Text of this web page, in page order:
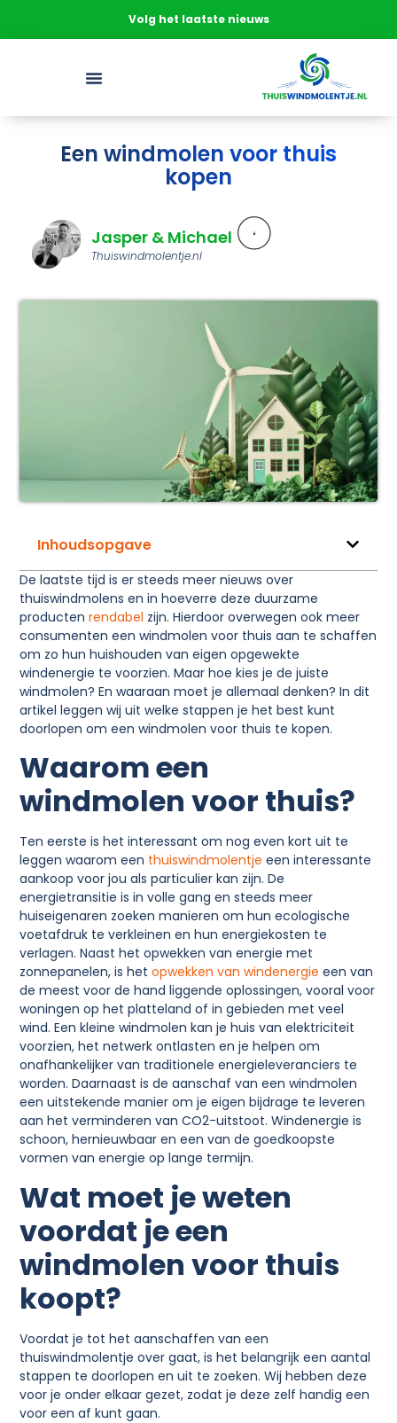
Volg het laatste nieuws
Een windmolen voor thuis
kopen
Jasper & Michael
Thuiswindmolentje.nl
Inhoudsopgave
De laatste tijd is er steeds meer nieuws over
thuiswindmolens en in hoeverre deze duurzame
productenrendabel zijn. Hierdoor overwegen ook meer
consumenten een windmolen voor thuis aan te schaffen
om zo hun huishouden van eigen opgewekte
windenergie te voorzien. Maar hoe kies je de juiste
windmolen? En waaraan moet je allemaal denken? In dit
artikel leggen wij uit welke stappen je het best kunt
doorlopen om een windmolen voor thuis te kopen.
Waarom een
windmolen voor thuis?
Ten eerste is het interessant om nog even kort uit te
leggen waarom een thuiswindmolentje een interessante
aankoop voor jou als particulier kan zijn. De
energietransitie is in volle gang en steeds meer
huiseigenaren zoeken manieren om hun ecologische
voetafdruk te verkleinen en hun energiekosten te
verlagen. Naast het opwekken van energie met
zonnepanelen, is hetopwekken van windenergie een van
de meest voor de hand liggende oplossingen, vooral voor
woningen op het platteland of in gebieden met veel
wind. Een kleine windmolen kan je huis van elektriciteit
voorzien, het netwerk ontlasten en je helpen om
onafhankelijker van traditionele energieleveranciers te
worden. Daarnaast is de aanschaf van een windmolen
een uitstekende manier om je eigen bijdrage te leveren
aan het verminderen van CO2-uitstoot. Windenergie is
schoon, hernieuwbaar en een van de goedkoopste
vormen van energie op lange termijn.
Wat moet je weten
voordat je een
windmolen voor thuis
koopt?
Voordat je tot het aanschaffen van een
thuiswindmolentje over gaat, is het belangrijk een aantal
stappen te doorlopen en uit te zoeken. Wij hebben deze
voor je onder elkaar gezet, zodat je deze zelf handig een
voor een af kunt gaan.